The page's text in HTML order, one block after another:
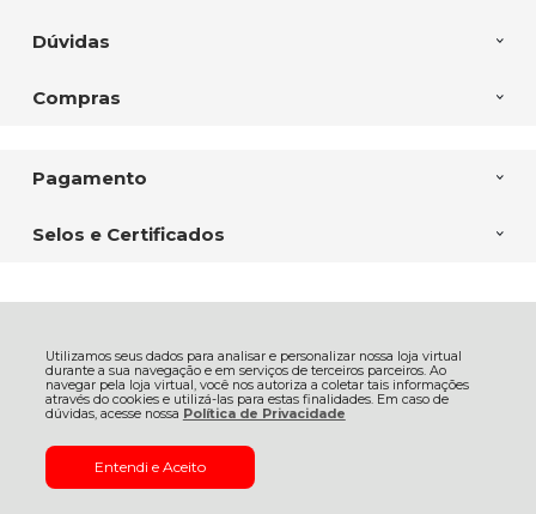
Utilizamos seus dados para analisar e personalizar nossa loja virtual
durante a sua navegação e em serviços de terceiros parceiros. Ao
navegar pela loja virtual, você nos autoriza a coletar tais informações
através do cookies e utilizá-las para estas finalidades. Em caso de
dúvidas, acesse nossa Política de Privacidade
Entendi e Aceito
Dúvidas
Compras
Pagamento
Selos e Certificados
- 6338 - Uberaba - 81560-000 - Curitiba - PR
CNPJ: 03.444.274/0001-68 | © Todos os direitos reservados - Casa das
Furadeiras - 2026